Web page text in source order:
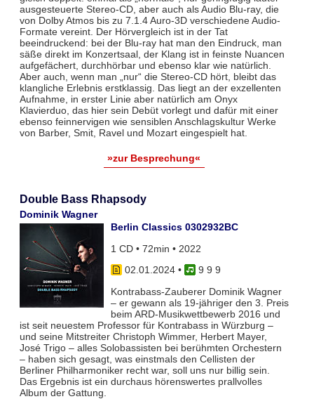
ausgesteuerte Stereo-CD, aber auch als Audio Blu-ray, die
von Dolby Atmos bis zu 7.1.4 Auro-3D verschiedene Audio-
Formate vereint. Der Hörvergleich ist in der Tat
beeindruckend: bei der Blu-ray hat man den Eindruck, man
säße direkt im Konzertsaal, der Klang ist in feinste Nuancen
aufgefächert, durchhörbar und ebenso klar wie natürlich.
Aber auch, wenn man „nur“ die Stereo-CD hört, bleibt das
klangliche Erlebnis erstklassig. Das liegt an der exzellenten
Aufnahme, in erster Linie aber natürlich am Onyx
Klavierduo, das hier sein Debüt vorlegt und dafür mit einer
ebenso feinnervigen wie sensiblen Anschlagskultur Werke
von Barber, Smit, Ravel und Mozart eingespielt hat.
»zur Besprechung«
Double Bass Rhapsody
Dominik Wagner
Berlin Classics 0302932BC
1 CD • 72min • 2022
02.01.2024•
9 9 9
Kontrabass-Zauberer Dominik Wagner
– er gewann als 19-jähriger den 3. Preis
beim ARD-Musikwettbewerb 2016 und
ist seit neuestem Professor für Kontrabass in Würzburg –
und seine Mitstreiter Christoph Wimmer, Herbert Mayer,
José Trigo – alles Solobassisten bei berühmten Orchestern
– haben sich gesagt, was einstmals den Cellisten der
Berliner Philharmoniker recht war, soll uns nur billig sein.
Das Ergebnis ist ein durchaus hörenswertes prallvolles
Album der Gattung.